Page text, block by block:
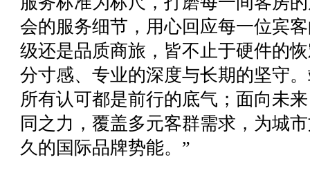
会的服务细节，用心回应每一位宾
级还是品质商旅，皆不止于硬件的
分寸感、专业的深度与长期的坚守
所有认可都是前行的底气；面向未
同之力，覆盖多元客群需求，为城
久的国际品牌势能。”